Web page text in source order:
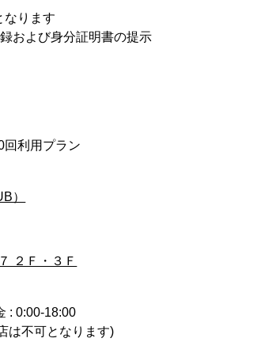
ります
および身分証明書の提示
回利用プラン
）
２Ｆ・３Ｆ
: 0:00-18:00
は不可となります)